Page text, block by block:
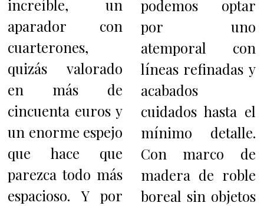
increíble, un
aparador con
cuarterones,
quizás valorado
en más de
cincuenta euros y
un enorme espejo
que hace que
parezca todo más
espacioso. Y por
podemos optar
por uno
atemporal con
líneas refinadas y
acabados
cuidados hasta el
mínimo detalle.
Con marco de
madera de roble
boreal sin objetos